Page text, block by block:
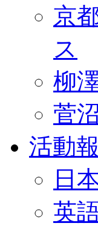
京
ス
柳
菅
活動
日
英